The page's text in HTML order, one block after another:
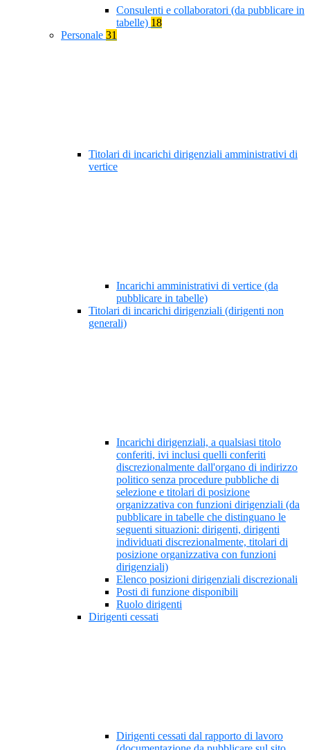
Consulenti e collaboratori (da pubblicare in
tabelle) 18
Personale 31
Titolari di incarichi dirigenziali amministrativi di
vertice
Incarichi amministrativi di vertice (da
pubblicare in tabelle)
Titolari di incarichi dirigenziali (dirigenti non
generali)
Incarichi dirigenziali, a qualsiasi titolo
conferiti, ivi inclusi quelli conferiti
discrezionalmente dall'organo di indirizzo
politico senza procedure pubbliche di
selezione e titolari di posizione
organizzativa con funzioni dirigenziali (da
pubblicare in tabelle che distinguano le
seguenti situazioni: dirigenti, dirigenti
individuati discrezionalmente, titolari di
posizione organizzativa con funzioni
dirigenziali)
Elenco posizioni dirigenziali discrezionali
Posti di funzione disponibili
Ruolo dirigenti
Dirigenti cessati
Dirigenti cessati dal rapporto di lavoro